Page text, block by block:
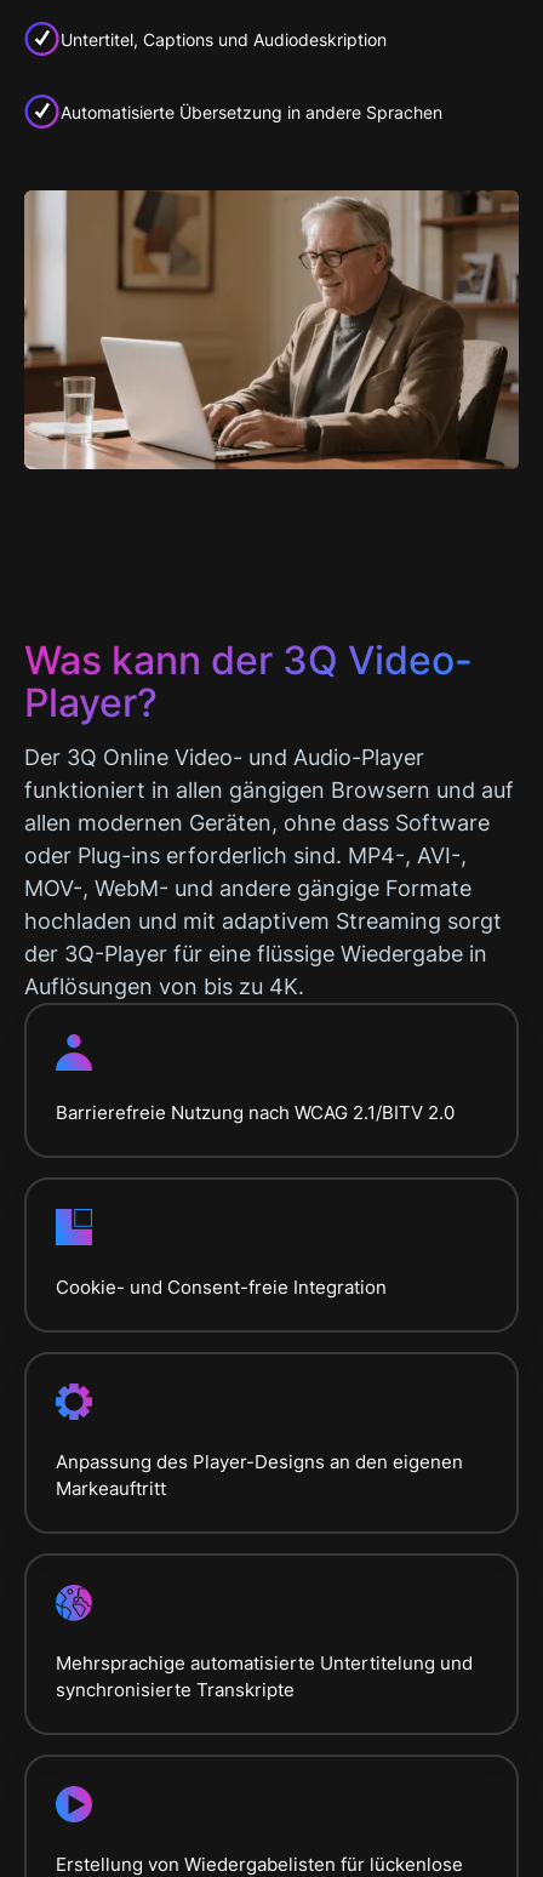
Untertitel, Captions und Audiodeskription
Automatisierte Übersetzung in andere Sprachen
Was kann der 3Q Video-
Player?
Der 3Q Online Video- und Audio-Player
funktioniert in allen gängigen Browsern und auf
allen modernen Geräten, ohne dass Software
oder Plug-ins erforderlich sind. MP4-, AVI-,
MOV-, WebM- und andere gängige Formate
hochladen und mit adaptivem Streaming sorgt
der 3Q-Player für eine flüssige Wiedergabe in
Auflösungen von bis zu 4K.
Barrierefreie Nutzung nach WCAG 2.1/BITV 2.0
Cookie- und Consent-freie Integration
Anpassung des Player-Designs an den eigenen
Markeauftritt
Mehrsprachige automatisierte Untertitelung und
synchronisierte Transkripte
Erstellung von Wiedergabelisten für lückenlose